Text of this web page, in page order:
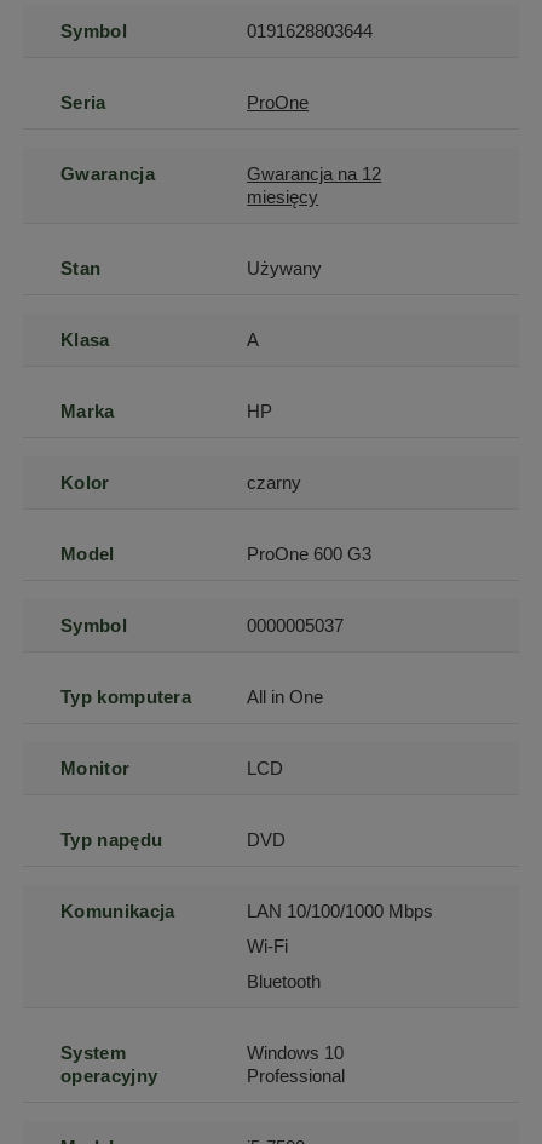
Symbol 0191628803644
Seria ProOne
Gwarancja
Gwarancja na 12
miesięcy
Stan Używany
Klasa A
Marka HP
Kolor czarny
Model ProOne 600 G3
Symbol 0000005037
Typ komputera All in One
Monitor LCD
Typ napędu DVD
Komunikacja
LAN 10/100/1000 Mbps
Wi-Fi
Bluetooth
System
operacyjny
Windows 10
Professional